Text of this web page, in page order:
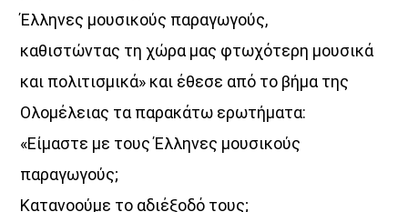
UPCOMING SHOWS
Έλληνες μουσικούς παραγωγούς,
καθιστώντας τη χώρα μας φτωχότερη μουσικά
και πολιτισμικά» και έθεσε από το βήμα της
Ολομέλειας τα παρακάτω ερωτήματα:
«Είμαστε με τους Έλληνες μουσικούς
παραγωγούς;
Κατανοούμε το αδιέξοδό τους;